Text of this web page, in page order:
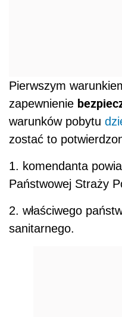
Pierwszym
zapewnienie
warunków pobytu
zostać to
1. komendanta
Państwowej Straży
2. właściwego
sanitarnego.